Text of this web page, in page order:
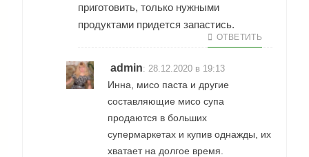
приготовить, только нужными
продуктами придется запастись.
ОТВЕТИТЬ
admin: 28.12.2020 в 19:13
Инна, мисо паста и другие
составляющие мисо супа
продаются в больших
супермаркетах и купив однажды, их
хватает на долгое время.